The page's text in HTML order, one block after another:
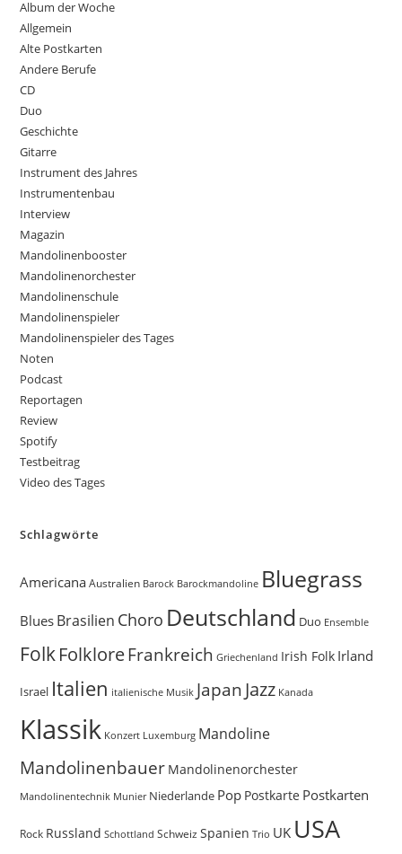
Album der Woche
Allgemein
Alte Postkarten
Andere Berufe
CD
Duo
Geschichte
Gitarre
Instrument des Jahres
Instrumentenbau
Interview
Magazin
Mandolinenbooster
Mandolinenorchester
Mandolinenschule
Mandolinenspieler
Mandolinenspieler des Tages
Noten
Podcast
Reportagen
Review
Spotify
Testbeitrag
Video des Tages
Schlagwörte
Americana Australien Barock Barockmandoline Bluegrass
Blues Brasilien Choro Deutschland Duo Ensemble
FolkFolkloreFrankreich Griechenland Irish Folk Irland
Israel Italien italienische Musik JapanJazz Kanada
Klassik Konzert Luxemburg Mandoline
Mandolinenbauer Mandolinenorchester
Mandolinentechnik Munier Niederlande Pop Postkarte Postkarten
Rock Russland Schottland Schweiz Spanien Trio UK USA